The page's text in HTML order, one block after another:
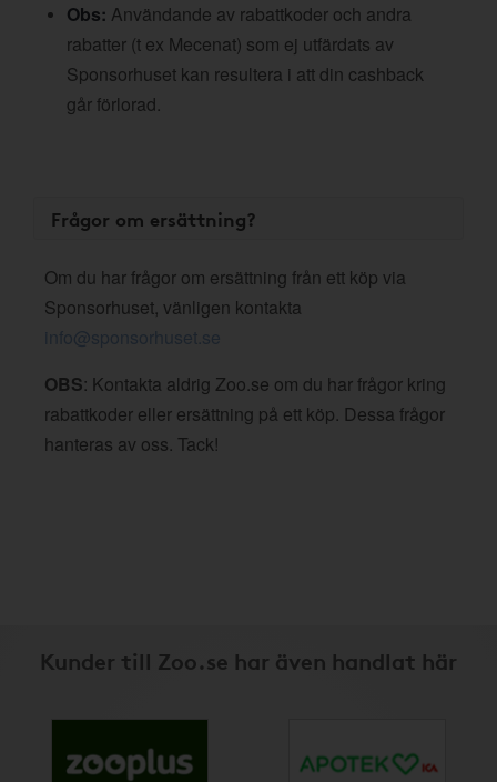
Obs: Användande av rabattkoder och andra
rabatter (t ex Mecenat) som ej utfärdats av
Sponsorhuset kan resultera i att din cashback
går förlorad.
Frågor om ersättning?
Om du har frågor om ersättning från ett köp via
Sponsorhuset, vänligen kontakta
info@sponsorhuset.se
OBS: Kontakta aldrig Zoo.se om du har frågor kring
rabattkoder eller ersättning på ett köp. Dessa frågor
hanteras av oss. Tack!
Kunder till Zoo.se har även handlat här